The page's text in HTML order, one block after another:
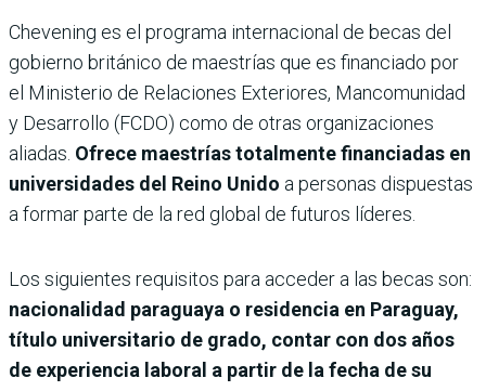
Chevening es el programa internacional de becas del
gobierno británico de maestrías que es financiado por
el Ministerio de Relaciones Exteriores, Mancomunidad
y Desarrollo (FCDO) como de otras organizaciones
aliadas. Ofrece maestrías totalmente financiadas en
universidades del Reino Unido a personas dispuestas
a formar parte de la red global de futuros líderes.
Los siguientes requisitos para acceder a las becas son:
nacionalidad paraguaya o residencia en Paraguay,
título universitario de grado, contar con dos años
de experiencia laboral a partir de la fecha de su